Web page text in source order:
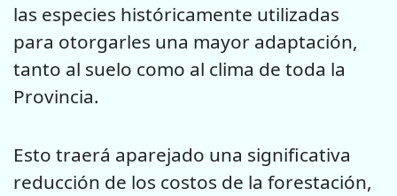
las especies históricamente utilizadas
para otorgarles una mayor adaptación,
tanto al suelo como al clima de toda la
Provincia.
Esto traerá aparejado una significativa
reducción de los costos de la forestación,